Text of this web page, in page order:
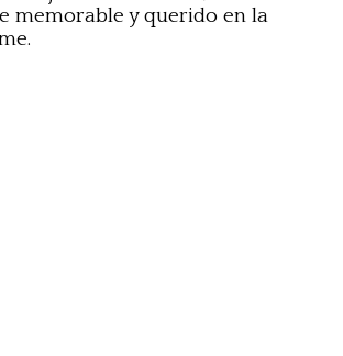
memorable y querido en la